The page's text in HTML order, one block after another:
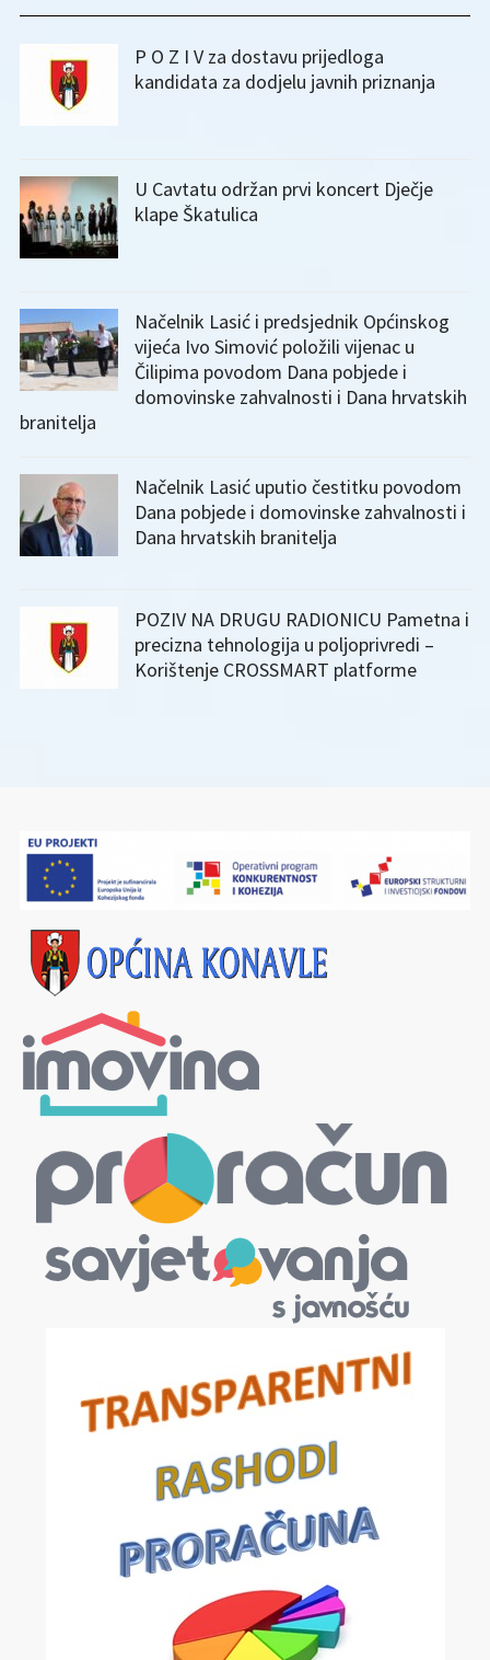
P O Z I V za dostavu prijedloga
kandidata za dodjelu javnih priznanja
U Cavtatu održan prvi koncert Dječje
klape Škatulica
Načelnik Lasić i predsjednik Općinskog
vijeća Ivo Simović položili vijenac u
Čilipima povodom Dana pobjede i
domovinske zahvalnosti i Dana hrvatskih
branitelja
Načelnik Lasić uputio čestitku povodom
Dana pobjede i domovinske zahvalnosti i
Dana hrvatskih branitelja
POZIV NA DRUGU RADIONICU Pametna i
precizna tehnologija u poljoprivredi –
Korištenje CROSSMART platforme